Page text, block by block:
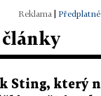
Sting, který